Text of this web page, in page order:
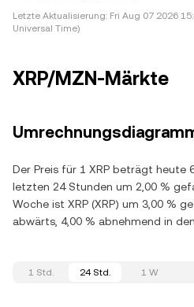
Letzte Aktualisierung: Fri Aug 07 2026
Universal Time)
XRP/MZN-Märkte
Der Preis für 1 XRP beträgt heute
letzten 24 Stunden um 2,00 %
Woche ist XRP (XRP) um 3,00 %
abwärts, 4,00 % abnehmend in
1 Std. 24 Std. 1 W